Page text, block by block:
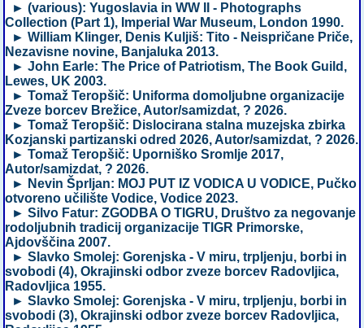
► (various): Yugoslavia in WW II - Photographs
Collection (Part 1), Imperial War Museum, London 1990.
► William Klinger, Denis Kuljiš: Tito - Neispričane Priče,
Nezavisne novine, Banjaluka 2013.
► John Earle: The Price of Patriotism, The Book Guild,
Lewes, UK 2003.
► Tomaž Teropšič: Uniforma domoljubne organizacije
Zveze borcev Brežice, Autor/samizdat, ? 2026.
► Tomaž Teropšič: Dislocirana stalna muzejska zbirka
Kozjanski partizanski odred 2026, Autor/samizdat, ? 2026.
► Tomaž Teropšič: Uporniško Sromlje 2017,
Autor/samizdat, ? 2026.
► Nevin Šprljan: MOJ PUT IZ VODICA U VODICE, Pučko
otvoreno učilište Vodice, Vodice 2023.
► Silvo Fatur: ZGODBA O TIGRU, Društvo za negovanje
rodoljubnih tradicij organizacije TIGR Primorske,
Ajdovščina 2007.
► Slavko Smolej: Gorenjska - V miru, trpljenju, borbi in
svobodi (4), Okrajinski odbor zveze borcev Radovljica,
Radovljica 1955.
► Slavko Smolej: Gorenjska - V miru, trpljenju, borbi in
svobodi (3), Okrajinski odbor zveze borcev Radovljica,